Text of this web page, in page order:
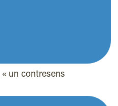
un contresens